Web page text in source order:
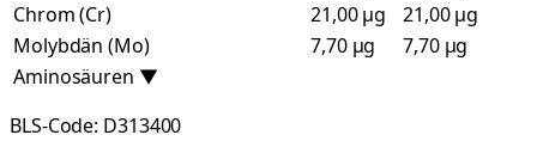
Chrom (Cr)
21,00 µg
21,00 µg
Molybdän (Mo)
7,70 µg
7,70 µg
Aminosäuren ▼
BLS-Code: D313400